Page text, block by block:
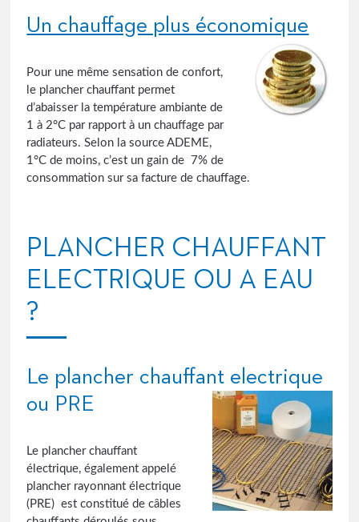
Un chauffage plus économique
Pour une même sensation de confort,
le plancher chauffant permet
d’abaisser la température ambiante de
1 à 2°C par rapport à un chauffage par
radiateurs. Selon la source ADEME,
1°C de moins, c’est un gain de 7% de
consommation sur sa facture de chauffage.
PLANCHER CHAUFFANT
ELECTRIQUE OU A EAU
?
Le plancher chauffant electrique
ou PRE
Le plancher chauffant
électrique, également appelé
plancher rayonnant électrique
(PRE) est constitué de câbles